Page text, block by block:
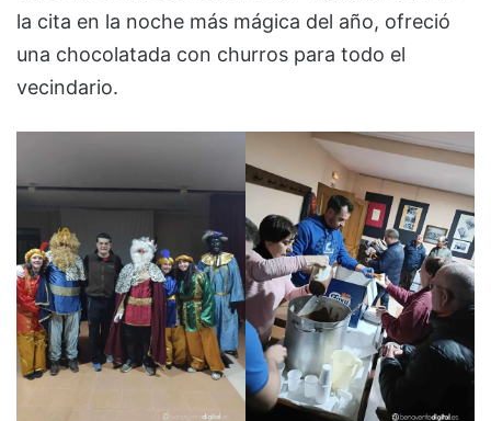
la cita en la noche más mágica del año, ofreció
una chocolatada con churros para todo el
vecindario.